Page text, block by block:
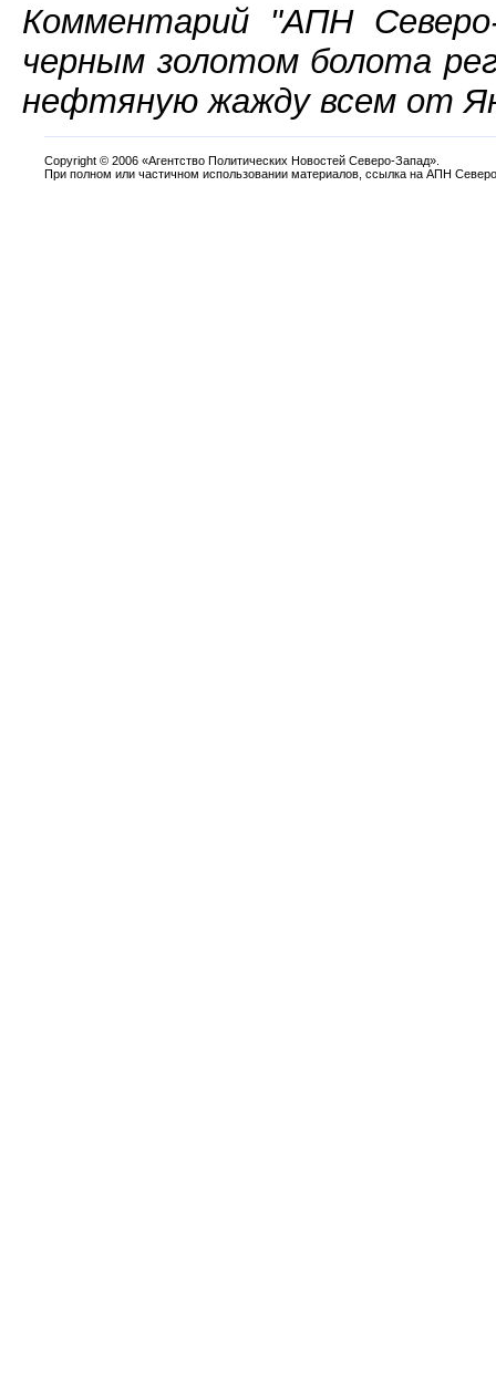
Комментарий "АПН
черным золотом болота
нефтяную жажду всем от
Copyright © 2006 «Агентство Политических Новостей Северо-Запад».
При полном или частичном использовании материалов, ссылка на АПН